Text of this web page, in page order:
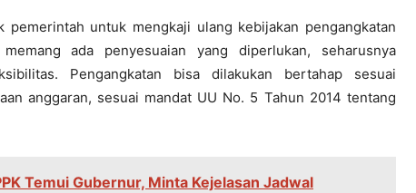
pemerintah untuk mengkaji ulang kebijakan pengangkatan
ada penyesuaian yang diperlukan, seharusnya
Pengangkatan bisa dilakukan bertahap sesuai
anggaran, sesuai mandat UU No. 5 Tahun 2014 tentang
Temui Gubernur, Minta Kejelasan Jadwal